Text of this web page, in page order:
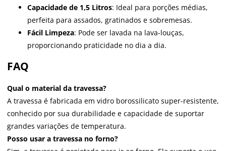
Capacidade de 1,5 Litros: Ideal para porções médias,
perfeita para assados, gratinados e sobremesas.
Fácil Limpeza: Pode ser lavada na lava-louças,
proporcionando praticidade no dia a dia.
FAQ
Qual o material da travessa?
A travessa é fabricada em vidro borossilicato super-resistente,
conhecido por sua durabilidade e capacidade de suportar
grandes variações de temperatura.
Posso usar a travessa no forno?